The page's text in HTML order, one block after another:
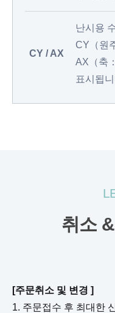
CY / AX
난시용
CY（원
AX（축
표시됩
취소
[주문취소 및 변경 ]
1. 주문접수 후 최대한